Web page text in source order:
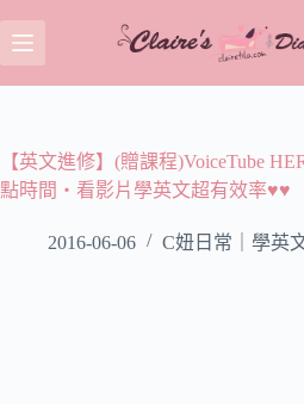
至
主
容【英文進修】(贈課程)VoiceTube
點時間‧看影片學英文超有效率♥♥
2016-06-06 C妞日常｜學英